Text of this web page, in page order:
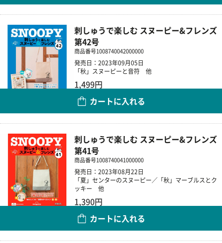
刺しゅうで楽しむ スヌーピー&フレンズ
第42号
商品番号1008740042000000
発売日：2023年09月05日
「秋」スヌーピーと音符 他
1,499円
カートに入れる
刺しゅうで楽しむ スヌーピー&フレンズ
第41号
商品番号1008740041000000
発売日：2023年08月22日
「夏」センターのスヌーピー／「秋」マーブルスとク
ッキー 他
1,390円
カートに入れる